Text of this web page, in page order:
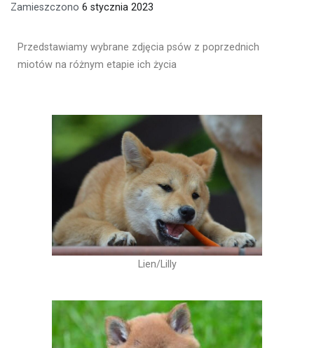
Zamieszczono 6 stycznia 2023
Przedstawiamy wybrane zdjęcia psów z poprzednich
miotów na różnym etapie ich życia
Lien/Lilly